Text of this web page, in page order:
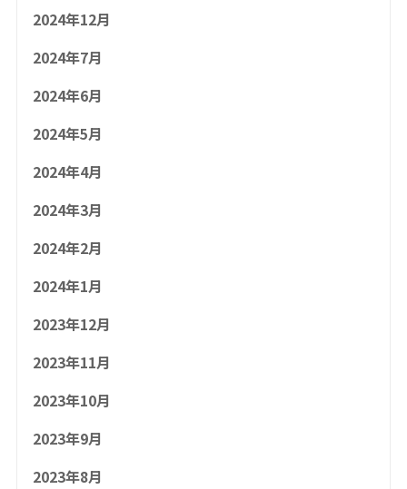
2024年12月
2024年7月
2024年6月
2024年5月
2024年4月
2024年3月
2024年2月
2024年1月
2023年12月
2023年11月
2023年10月
2023年9月
2023年8月